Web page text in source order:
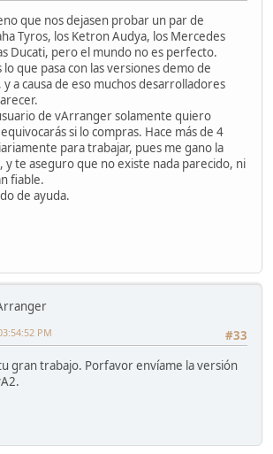
que nos dejasen probar un par de
Tyros, los Ketron Audya, los Mercedes
Ducati, pero el mundo no es perfecto.
lo que pasa con las versiones demo de
a causa de eso muchos desarrolladores
de vArranger solamente quiero
si lo compras. Hace más de 4
para trabajar, pues me gano la
y te aseguro que no existe nada parecido, ni
fiable.
de ayuda.
#33
PM
gran trabajo. Porfavor envíame la versión